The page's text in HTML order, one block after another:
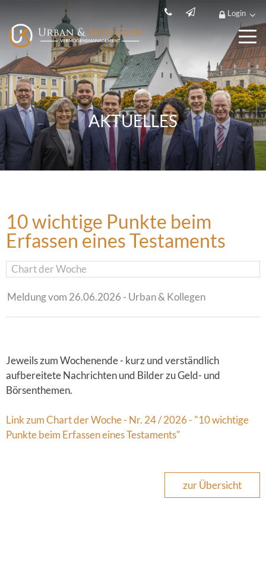
Login
AKTUELLES
10 wichtige Punkte beim
Erfassen eines Testaments
Chart der Woche
Meldung vom 26.06.2026 - Urban & Kollegen
Jeweils zum Wochenende - kurz und verständlich
aufbereitete Nachrichten und Bilder zu Geld- und
Börsenthemen.
Link zum Chart der Woche - Nr. 24 / 2026 - "10 wichtige
Punkte beim Erfassen eines Testaments"
zur Übersicht